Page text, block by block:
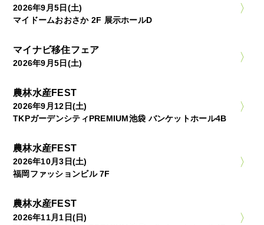
2026年9月5日(土)
マイドームおおさか 2F 展示ホールD
マイナビ移住フェア
2026年9月5日(土)
農林水産FEST
2026年9月12日(土)
TKPガーデンシティPREMIUM池袋 バンケットホール4B
農林水産FEST
2026年10月3日(土)
福岡ファッションビル 7F
農林水産FEST
2026年11月1日(日)